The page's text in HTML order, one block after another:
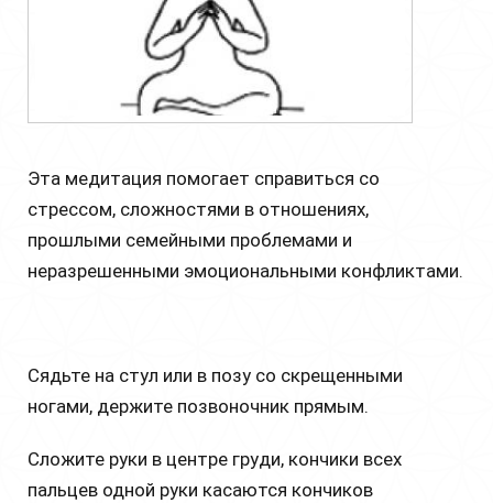
Эта медитация помогает справиться со
стрессом, сложностями в отношениях,
прошлыми семейными проблемами и
неразрешенными эмоциональными конфликтами.
Сядьте на стул или в позу со скрещенными
ногами, держите позвоночник прямым.
Сложите руки в центре груди, кончики всех
пальцев одной руки касаются кончиков